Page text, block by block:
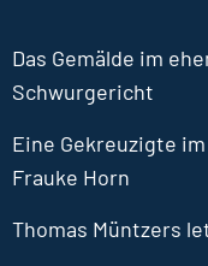
Das Gemälde im
Schwurgericht
Eine Gekreuzigte
Frauke Horn
Thomas Müntzers